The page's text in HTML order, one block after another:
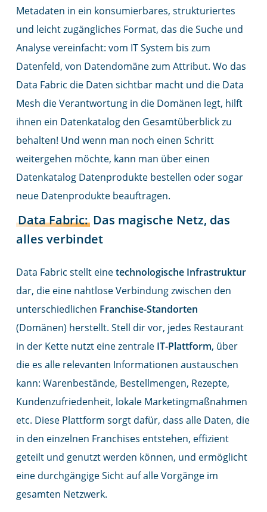
Metadaten in ein konsumierbares, strukturiertes
und leicht zugängliches Format, das die Suche und
Analyse vereinfacht: vom IT System bis zum
Datenfeld, von Datendomäne zum Attribut. Wo das
Data Fabric die Daten sichtbar macht und die Data
Mesh die Verantwortung in die Domänen legt, hilft
ihnen ein Datenkatalog den Gesamtüberblick zu
behalten! Und wenn man noch einen Schritt
weitergehen möchte, kann man über einen
Datenkatalog Datenprodukte bestellen oder sogar
neue Datenprodukte beauftragen.
Data Fabric:Das magische Netz, das
alles verbindet
Data Fabric stellt einetechnologische Infrastruktur
dar, die eine nahtlose Verbindung zwischen den
unterschiedlichen Franchise-Standorten
(Domänen) herstellt. Stell dir vor, jedes Restaurant
in der Kette nutzt eine zentrale IT-Plattform, über
die es alle relevanten Informationen austauschen
kann: Warenbestände, Bestellmengen, Rezepte,
Kundenzufriedenheit, lokale Marketingmaßnahmen
etc. Diese Plattform sorgt dafür, dass alle Daten, die
in den einzelnen Franchises entstehen, effizient
geteilt und genutzt werden können, und ermöglicht
eine durchgängige Sicht auf alle Vorgänge im
gesamten Netzwerk.